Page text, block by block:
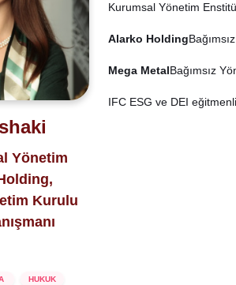
Yönetim
Kurulu
HUKUK
Kurumsal Yönetim
Alarko Holding
Mega MetalBağımsız
IFC ESG ve DEI